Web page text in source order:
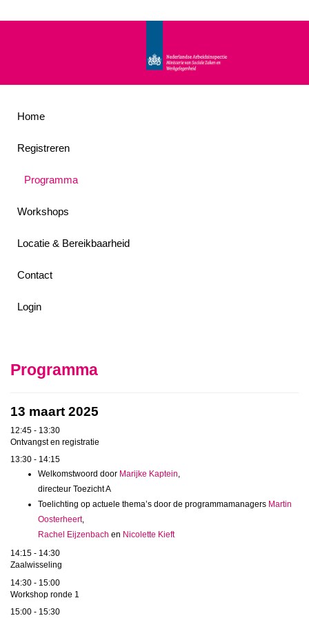
Home
Registreren
Programma
Workshops
Locatie & Bereikbaarheid
Contact
Login
Programma
13 maart 2025
12:45 - 13:30
Ontvangst en registratie
13:30 - 14:15
Welkomstwoord door Marijke Kaptein,
directeur Toezicht A
Toelichting op actuele thema’s door de programmamanagers Martin
Oosterheert,
Rachel Eijzenbach en Nicolette Kieft
14:15 - 14:30
Zaalwisseling
14:30 - 15:00
Workshop ronde 1
15:00 - 15:30